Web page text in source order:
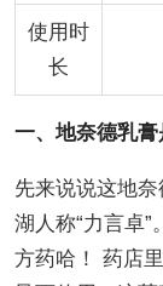
使用时
长
一、地奈德乳
先来说说这地
湖人称“力言卓
方药哈！ 药店